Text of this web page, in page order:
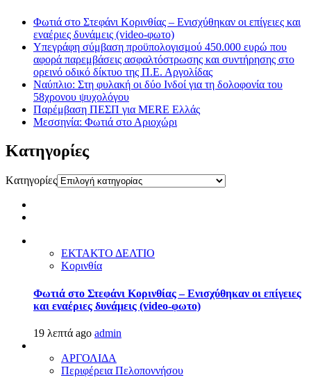
Φωτιά στο Στεφάνι Κορινθίας – Ενισχύθηκαν οι επίγειες και
εναέριες δυνάμεις (video-φωτο)
Υπεγράφη σύμβαση προϋπολογισμού 450.000 ευρώ που
αφορά παρεμβάσεις ασφαλτόστρωσης και συντήρησης στο
ορεινό οδικό δίκτυο της Π.Ε. Αργολίδας
Ναύπλιο: Στη φυλακή οι δύο Ινδοί για τη δολοφονία του
58χρονου ψυχολόγου
Παρέμβαση ΠΕΣΠ για MERE Ελλάς
Μεσσηνία: Φωτιά στο Αριοχώρι
Kατηγορίες
Kατηγορίες
ΕΚΤΑΚΤΟ ΔΕΛΤΙΟ
Κορινθία
Φωτιά στο Στεφάνι Κορινθίας – Ενισχύθηκαν οι επίγειες
και εναέριες δυνάμεις (video-φωτο)
19 λεπτά ago admin
ΑΡΓΟΛΙΔΑ
Περιφέρεια Πελοποννήσου